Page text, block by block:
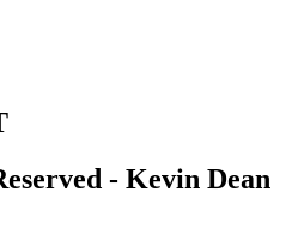
- Kevin Dean